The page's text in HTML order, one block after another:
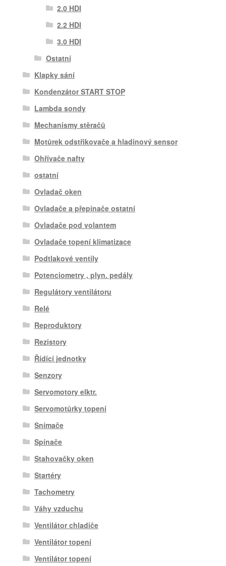
2.0 HDI
2.2 HDI
3.0 HDI
Ostatní
Klapky sání
Kondenzátor START STOP
Lambda sondy
Mechanismy stěračů
Motůrek odstřikovače a hladinový sensor
Ohřívače nafty
ostatní
Ovladač oken
Ovladače a přepínače ostatní
Ovladače pod volantem
Ovladače topení klimatizace
Podtlakové ventily
Potenciometry , plyn. pedály
Regulátory ventilátoru
Relé
Reproduktory
Rezistory
Řídící jednotky
Senzory
Servomotory elktr.
Servomotůrky topení
Snímače
Spínače
Stahovačky oken
Startéry
Tachometry
Váhy vzduchu
Ventilátor chladiče
Ventilátor topení
Ventilátor topení